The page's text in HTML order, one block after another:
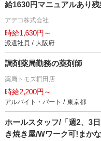
給1630円マニュアルあり
アデコ株式会社
時給1,630円～
派遣社員 / 大阪府
調剤薬局勤務の薬剤師
薬局トモズ椚田店
時給2,200円～
アルバイト・パート / 東京都
ホールスタッフ/「週2、3
き焼き屋/Wワーク可!まか